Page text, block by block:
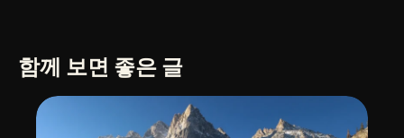
함께 보면 좋은 글